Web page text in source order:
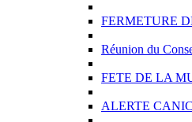
FERMETURE
Réunion du
FETE DE LA
ALERTE